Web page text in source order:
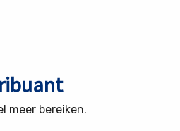
meer bereiken.